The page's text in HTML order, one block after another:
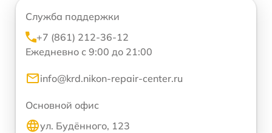
Служба поддержки
+7 (861) 212-36-12
Ежедневно с 9:00 до 21:00
info@krd.nikon-repair-center.ru
Основной офис
ул. Будённого, 123